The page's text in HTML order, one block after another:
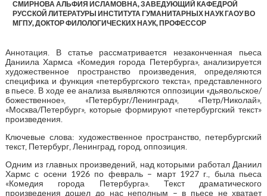
СМИРНОВА АЛЬФИЯ ИСЛАМОВНА, ЗАВЕДУЮЩИЙ КАФЕДРОЙ
РУССКОЙ ЛИТЕРАТУРЫ ИНСТИТУТА ГУМАНИТАРНЫХ НАУК ГАОУ ВО
МГПУ, ДОКТОР ФИЛОЛОГИЧЕСКИХ НАУК, ПРОФЕССОР
Аннотация. В статье рассматривается незаконченная пьеса
Даниила Хармса «Комедия города Петербурга», анализируется
художественное пространство произведения, определяются
специфика и функция «петербургского текста», представленного
в пьесе. В ходе ее анализа выявляются оппозиции «дьявольское/
божественное», «Петербург/Ленинград», «Петр/Николай»,
«Москва/Петербург», которые формируют «петербургский текст»
произведения.
Ключевые слова: художественное пространство, петербургский
текст, Петербург, Ленинград, город, оппозиция.
Одним из главных произведений, над которыми работал Даниил
Хармс с осени 1926 по февраль – март 1927 г., была пьеса
«Комедия города Петербурга». Текст драматического
произведения дошел до нас неполным – в пьесе не хватает